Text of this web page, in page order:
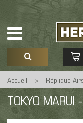
Voir mon
Aucun produit
Accueil > Réplique
Réplique Airsoft G36
TOKYO